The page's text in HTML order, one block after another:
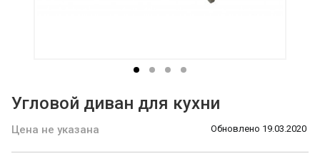
Угловой диван для кухни
Цена не указана Обновлено 19.03.2020